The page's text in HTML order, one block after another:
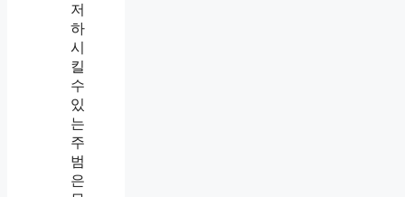
저
하
시
킬
수
있
는
주
범
은